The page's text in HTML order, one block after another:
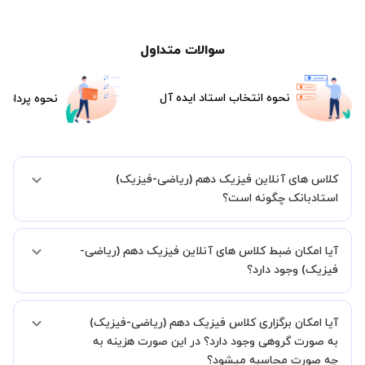
سوالات متداول
نحوه انتخاب استاد ایده آل نحوه
کلاس های آنلاین فیزیک دهم (ریاضی-فیزیک)
استادبانک چگونه است؟
شما میدهیم که استاد شما پیش از جلسه تمامی موارد لازم برای برگزاری
یک کلاس آنلاین با کیفیت و مفید را به شما توضیح خواهند داد.
آیا امکان ضبط کلاس های آنلاین فیزیک دهم (ریاضی-
فیزیک) وجود دارد؟
کنید.
آیا امکان برگزاری کلاس فیزیک دهم (ریاضی-فیزیک)
به صورت گروهی وجود دارد؟ در این صورت هزینه به
چه صورت محاسبه میشود؟